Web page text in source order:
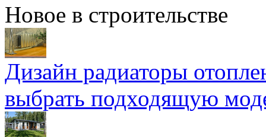
Новое в строительстве
Дизайн радиаторы
выбрать подходящую